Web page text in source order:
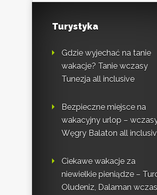
Turystyka
Gdzie wyjechać na tanie
wakacje? Tanie wczasy
Tunezja all inclusive
Bezpieczne miejsce na
wakacyjny urlop –
Węgry Balaton all
Ciekawe wakacje za
niewielkie pieniądze –
Oludeniz, Dalaman